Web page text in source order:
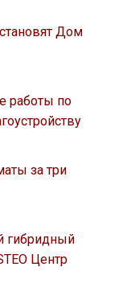
Дом
работы по
за три
гибридный
Центр